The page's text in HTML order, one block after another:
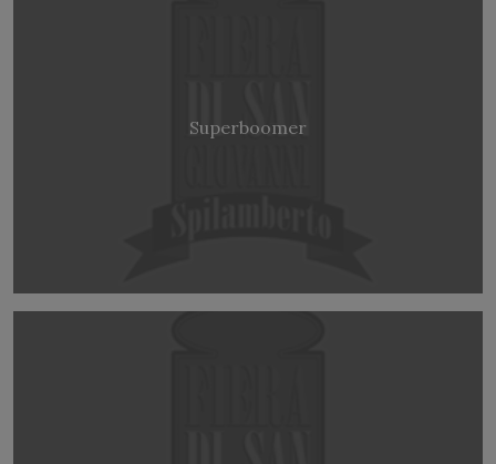
Superboomer